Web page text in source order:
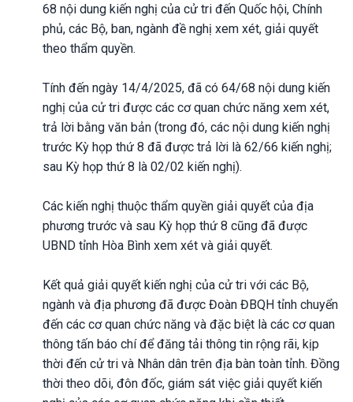
68 nội dung kiến nghị của cử tri đến Quốc hội, Chính
phủ, các Bộ, ban, ngành đề nghị xem xét, giải quyết
theo thẩm quyền.
Tính đến ngày 14/4/2025, đã có 64/68 nội dung kiến
nghị của cử tri được các cơ quan chức năng xem xét,
trả lời bằng văn bản (trong đó, các nội dung kiến nghị
trước Kỳ họp thứ 8 đã được trả lời là 62/66 kiến nghị;
sau Kỳ họp thứ 8 là 02/02 kiến nghị).
Các kiến nghị thuộc thẩm quyền giải quyết của địa
phương trước và sau Kỳ họp thứ 8 cũng đã được
UBND tỉnh Hòa Bình xem xét và giải quyết.
Kết quả giải quyết kiến nghị của cử tri với các Bộ,
ngành và địa phương đã được Đoàn ĐBQH tỉnh chuyển
đến các cơ quan chức năng và đặc biệt là các cơ quan
thông tấn báo chí để đăng tải thông tin rộng rãi, kịp
thời đến cử tri và Nhân dân trên địa bàn toàn tỉnh. Đồng
thời theo dõi, đôn đốc, giám sát việc giải quyết kiến